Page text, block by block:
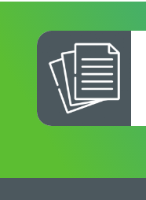
200506_Note